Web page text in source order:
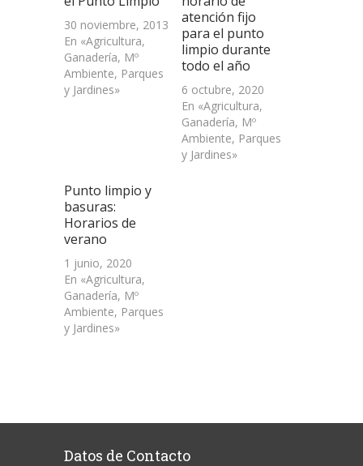
30 noviembre, 2013
En «Agricultura,
Ganadería, Mº
Ambiente, Parques
y Jardines»
atención fijo
para el punto
limpio durante
todo el año
6 octubre, 2020
En «Agricultura,
Ganadería, Mº
Ambiente, Parques
y Jardines»
Punto limpio y
basuras:
Horarios de
verano
1 junio, 2020
En «Agricultura,
Ganadería, Mº
Ambiente, Parques
y Jardines»
Datos de Contacto